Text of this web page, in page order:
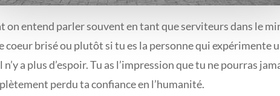
on entend parler souvent en tant que serviteurs dans le
coeur brisé ou plutôt si tu es la personne qui expérimente
a plus d’espoir. Tu as l’impression que tu ne pourras
perdu ta confiance en l’humanité.